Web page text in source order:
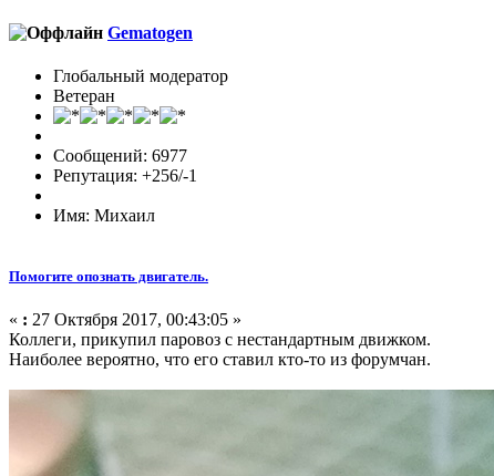
Gematogen
Глобальный модератор
Ветеран
Сообщений: 6977
Репутация: +256/-1
Имя: Михаил
Помогите опознать двигатель.
« : 27 Октября 2017, 00:43:05 »
Коллеги, прикупил паровоз с нестандартным движком.
Наиболее вероятно, что его ставил кто-то из форумчан.